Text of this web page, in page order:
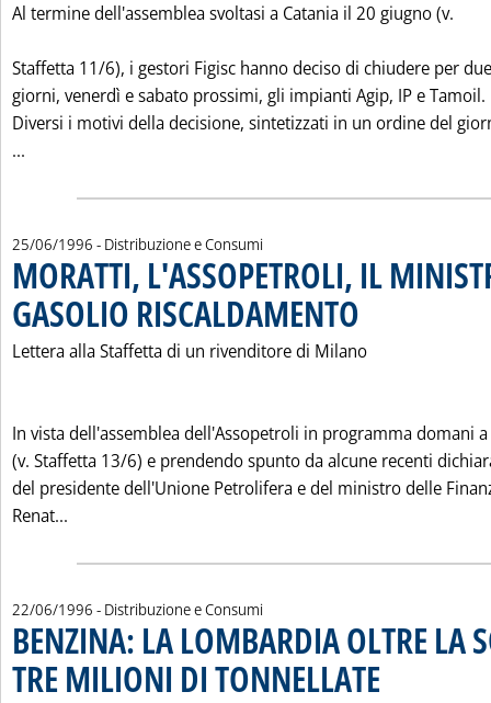
Al termine dell'assemblea svoltasi a Catania il 20 giugno (v.
Staffetta 11/6), i gestori Figisc hanno deciso di chiudere per due
giorni, venerdì e sabato prossimi, gli impianti Agip, IP e Tamoil.
Diversi i motivi della decisione, sintetizzati in un ordine del
...
25/06/1996 - Distribuzione e Consumi
MORATTI, L'ASSOPETROLI, IL
GASOLIO RISCALDAMENTO
Lettera alla Staffetta di un rivenditore di Milano
In vista dell'assemblea dell'Assopetroli in programma domani a
(v. Staffetta 13/6) e prendendo spunto da alcune recenti
del presidente dell'Unione Petrolifera e del ministro delle
Renat...
22/06/1996 - Distribuzione e Consumi
BENZINA: LA LOMBARDIA OLTRE LA
TRE MILIONI DI TONNELLATE